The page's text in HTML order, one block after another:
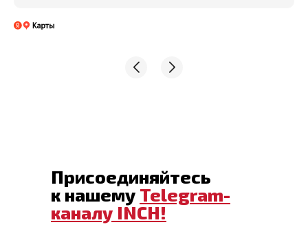
Присоединяйтесь
к нашему Telegram-
каналу INCH!